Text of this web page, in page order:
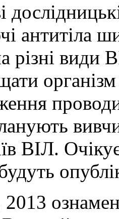
антитіла
різні види
організм
ВІЛ.